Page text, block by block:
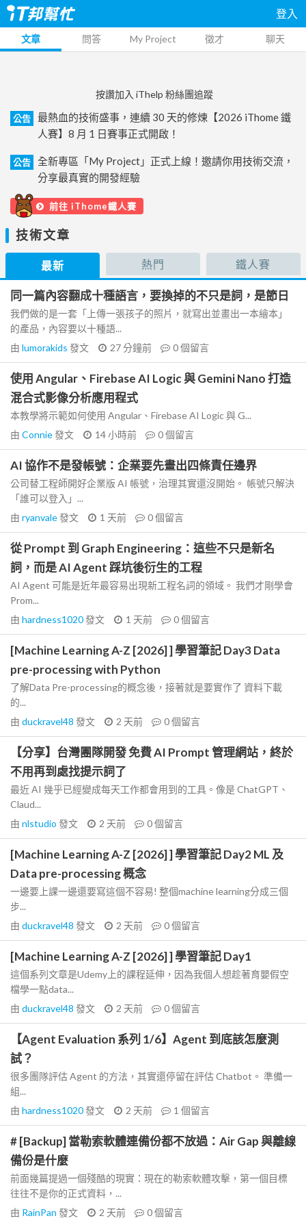
登入
文章 問答 My Project 徵才 聊天
按讚加入 iThelp 粉絲團追蹤
公告
最熱血的技術盛事，連續 30 天的修煉【2026 iThome 鐵
人賽】8 月 1 日賽事正式開啟！
公告
全新專區「My Project」正式上線！邀請你用技術交流，
分享最真實的開發經驗
前往 iThome鐵人賽
技術文章
最新 熱門 鐵人賽
同一篇內容翻成十種語言，要換掉的不只是詞，是節日
我們做的是一套「上傳一張孩子的照片，就寫出並畫出一本繪本」
的產品，內容要以十種語...
由 lumorakids 發文 27 分鐘前 0個留言
使用 Angular、Firebase AI Logic 與 Gemini Nano 打造
混合式影像分析應用程式
本教學將示範如何使用 Angular、Firebase AI Logic 與 G...
由 Connie發文 14 小時前 0個留言
AI 協作不是發帳號：企業要先畫出四條責任邊界
公司替工程師開好企業版 AI 帳號，治理其實還沒開始。 帳號只解決
「誰可以登入」...
由 ryanvale發文 1 天前 0個留言
從 Prompt 到 Graph Engineering：這些不只是新名
詞，而是 AI Agent 踩坑後衍生的工程
AI Agent 可能是近年最容易出現新工程名詞的領域。 我們才剛學會
Prom...
由 hardness1020發文 1 天前 0個留言
[Machine Learning A-Z [2026] ] 學習筆記 Day3 Data
pre-processing with Python
了解Data Pre-processing的概念後，接著就是要實作了 資料下載
的...
由 duckravel48 發文 2 天前 0個留言
【分享】台灣團隊開發 免費 AI Prompt 管理網站，終於
不用再到處找提示詞了
最近 AI 幾乎已經變成每天工作都會用到的工具。像是 ChatGPT、
Claud...
由 nlstudio 發文 2 天前 0個留言
[Machine Learning A-Z [2026] ] 學習筆記 Day2 ML 及
Data pre-processing 概念
一邊要上課一邊還要寫這個不容易! 整個machine learning分成三個
步...
由 duckravel48 發文 2 天前 0個留言
[Machine Learning A-Z [2026] ] 學習筆記 Day1
這個系列文章是Udemy上的課程延伸，因為我個人想趁著育嬰假空
檔學一點data...
由 duckravel48 發文 2 天前 0個留言
【Agent Evaluation 系列 1/6】Agent 到底該怎麼測
試？
很多團隊評估 Agent 的方法，其實還停留在評估 Chatbot。 準備一
組...
由 hardness1020發文 2 天前 1 個留言
# [Backup] 當勒索軟體連備份都不放過：Air Gap 與離線
備份是什麼
前面幾篇提過一個殘酷的現實：現在的勒索軟體攻擊，第一個目標
往往不是你的正式資料，...
由 RainPan 發文 2 天前 0個留言